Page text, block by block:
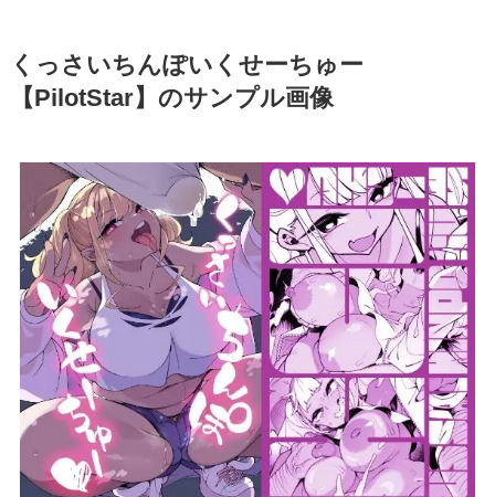
くっさいちんぽいくせーちゅー
【PilotStar】のサンプル画像